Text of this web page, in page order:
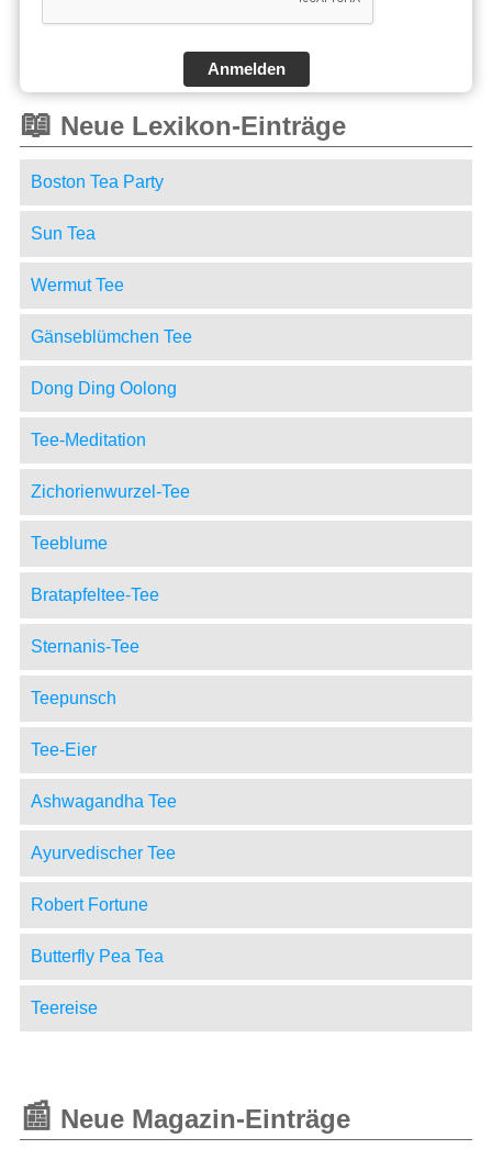
Anmelden
📖 Neue Lexikon-Einträge
Boston Tea Party
Sun Tea
Wermut Tee
Gänseblümchen Tee
Dong Ding Oolong
Tee-Meditation
Zichorienwurzel-Tee
Teeblume
Bratapfeltee-Tee
Sternanis-Tee
Teepunsch
Tee-Eier
Ashwagandha Tee
Ayurvedischer Tee
Robert Fortune
Butterfly Pea Tea
Teereise
📰 Neue Magazin-Einträge